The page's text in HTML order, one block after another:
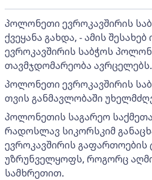
პოლონეთი ევროკავშირის
ქვეყანა გახდა, - ამის
ევროკავშირის საბჭოს
თავმჯდომარეობა ავრცელებს.
პოლონეთი ევროკავშირის
თვის განმავლობაში
პოლონეთის საგარეო
რადოსლავ სიკორსკიმ
ევროკავშირის გაფართოების
უზრუნველყოფს, როგორც
სამხრეთით.